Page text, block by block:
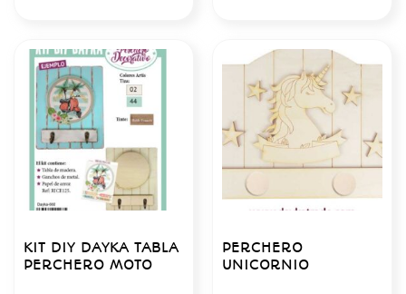
KIT DIY DAYKA TABLA
PERCHERO MOTO
PERCHERO
UNICORNIO